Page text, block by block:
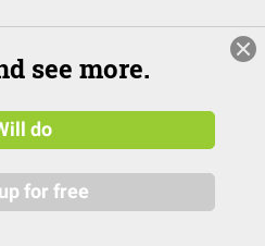
see more.
do
for free